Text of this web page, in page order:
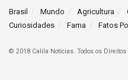
Brasil Mundo Agricultura
Curiosidades
Fama Fatos
© 2018 Calila Notícias. Todos os Direitos